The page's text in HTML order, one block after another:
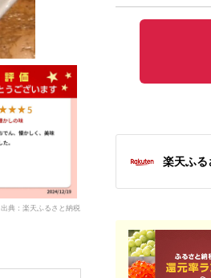
出典：楽天ふるさと納税
楽天ふる